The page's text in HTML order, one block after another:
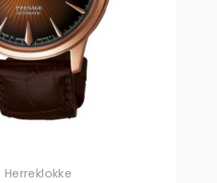
Herreklokke